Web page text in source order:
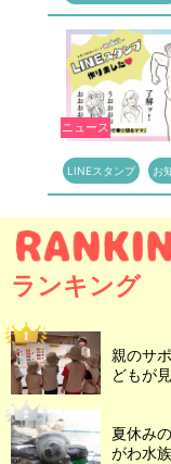
ニュース
LINEスタンプ お
ランキング
親のサ
どもが
夏休み
がわ水